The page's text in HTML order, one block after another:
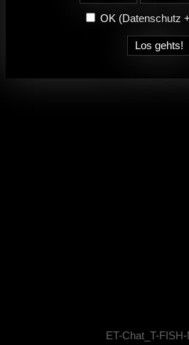
OK (Datenschutz
ET-Chat_T-